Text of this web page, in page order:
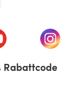
neuen Tab)
sich in einem
(öffnet
Rabattcode